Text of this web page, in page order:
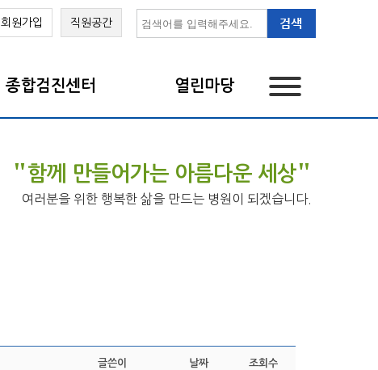
회원가입 직원공간
종합검진센터 열린마당
"함께 만들어가는 아름다운 세상"
여러분을 위한 행복한 삶을 만드는 병원이 되겠습니다.
글쓴이 날짜 조회수